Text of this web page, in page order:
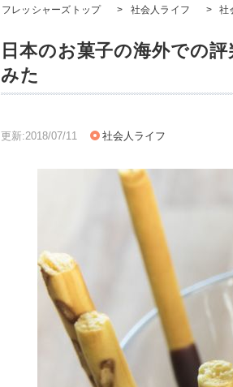
フレッシャーズトップ > 社会人ライフ > 社
日本のお菓子の海外での
みた
更新:2018/07/11 社会人ライフ